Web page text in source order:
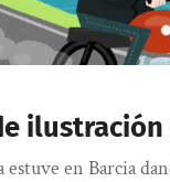
estuve en Barcia